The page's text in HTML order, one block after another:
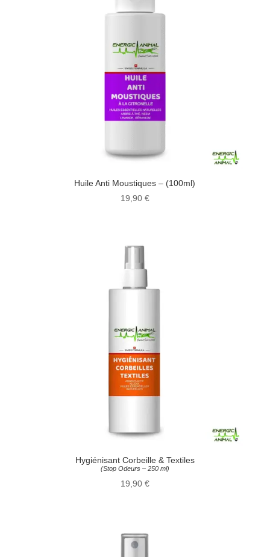
Huile Anti Moustiques – (100ml)
19,90 €
Hygiénisant Corbeille & Textiles
(Stop Odeurs – 250 ml)
19,90 €